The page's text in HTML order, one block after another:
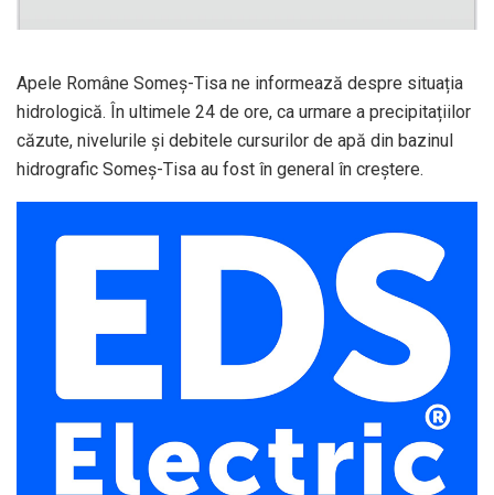
Apele Române Someş-Tisa ne informează despre situația
hidrologică. În ultimele 24 de ore, ca urmare a precipitațiilor
căzute, nivelurile și debitele cursurilor de apă din bazinul
hidrografic Someș-Tisa au fost în general în creștere.